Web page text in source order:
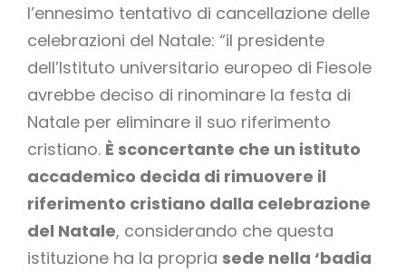
l’ennesimo tentativo di cancellazione delle
celebrazioni del Natale: “il presidente
dell’Istituto universitario europeo di Fiesole
avrebbe deciso di rinominare la festa di
Natale per eliminare il suo riferimento
cristiano. È sconcertante che un istituto
accademico decida di rimuovere il
riferimento cristiano dalla celebrazione
del Natale, considerando che questa
istituzione ha la propria sede nella ‘badia